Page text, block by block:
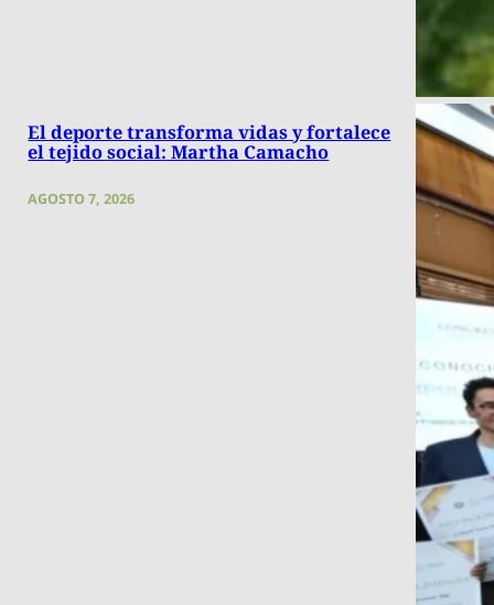
El deporte transforma vidas y fortalece
el tejido social: Martha Camacho
AGOSTO 7, 2026